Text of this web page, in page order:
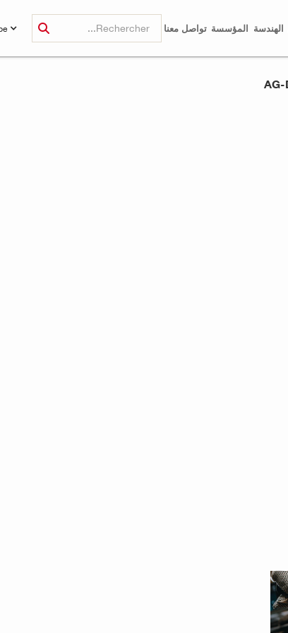
الهندسة المؤسسة تواصل معنا